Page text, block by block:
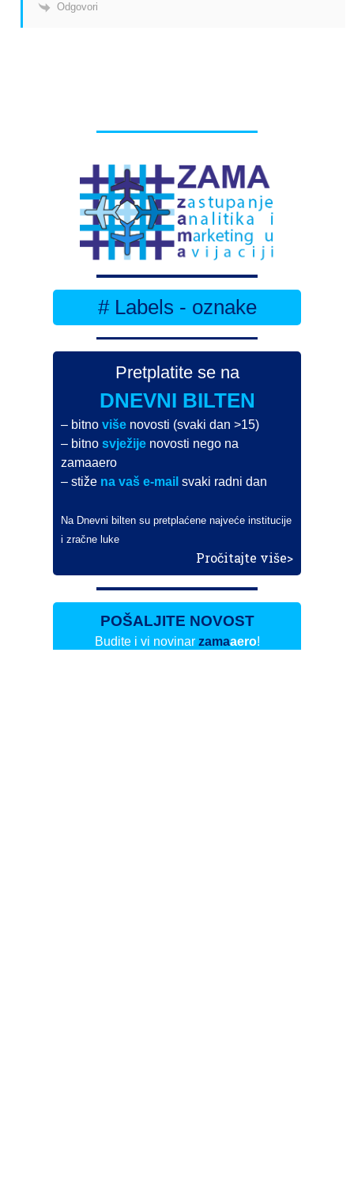
Odgovori
# Labels - oznake
Pretplatite se na
DNEVNI BILTEN
– bitnoviše novosti (svaki dan >15)
– bitnosvježije novosti nego na
zamaaero
– stiže na vaš e-mail svaki radni dan
Na Dnevni bilten su pretplaćene najveće institucije
i zračne luke
Pročitajte više>
POŠALJITE NOVOST
Budite i vi novinar zamaaero!